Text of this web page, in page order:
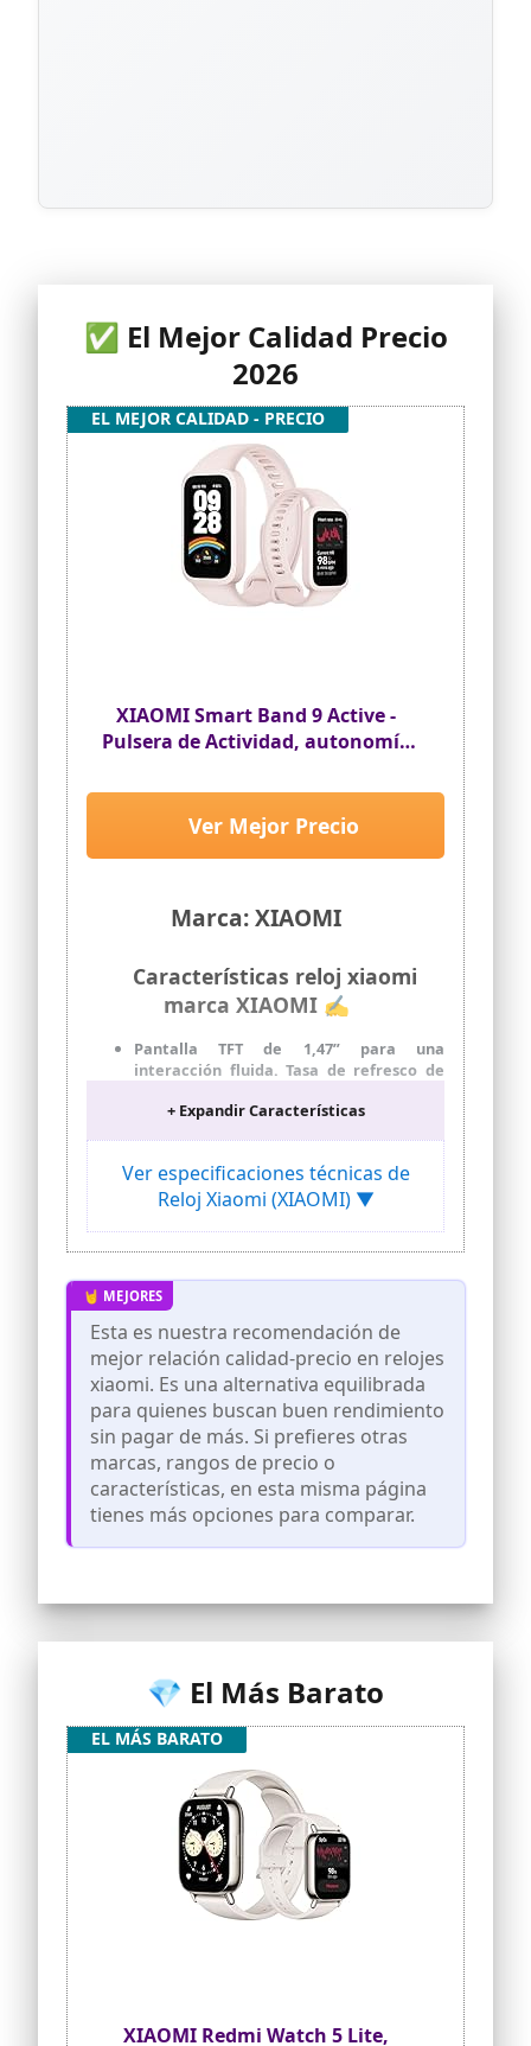
✅ El Mejor Calidad Precio
2026
XIAOMI Smart Band 9 Active -
Pulsera de Actividad, autonomía
1,47" con tasa de refresco de 60
Hz, 5ATM, App Mi Fitness, Rosa
(Versión ES)
Marca: XIAOMI
Ver Mejor Precio
EL MEJOR CALIDAD - PRECIO
Características reloj xiaomi
marca XIAOMI ✍
Pantalla TFT de 1,47” para una
interacción fluida. Tasa de refresco de
9.99mm.
Batería de ultra larga duración. Hasta 18
días de duración de la batería para un
uso diario normal
50 modos deportivos, incluidos 10 modos
de entrenamiento profesional. Nivel de
resistencia al agua de 5 ATM profesional
Vigilancia de salud constante.
Monitorización de la frecuencia cardíaca
durante todo el día. Monitorización de
SpO2 durante todo el día
Correas y esferas de reloj
personalizables. Correas luminosas para
mejorar la seguridad y visibilidad. Más
de 100 esferas de reloj disponibles para
elegir, con la opción de personalizar la
pantalla con tu propia foto durante
actividad nocturna
+ Expandir Características
Ver especificaciones técnicas de
Reloj Xiaomi (XIAOMI) ▼
Esta es nuestra recomendación de
mejor relación calidad-precio en relojes
xiaomi. Es una alternativa equilibrada
para quienes buscan buen rendimiento
sin pagar de más. Si prefieres otras
marcas, rangos de precio o
características, en esta misma página
tienes más opciones para comparar.
💎 El Más Barato
XIAOMI Redmi Watch 5 Lite,
EL MÁS BARATO